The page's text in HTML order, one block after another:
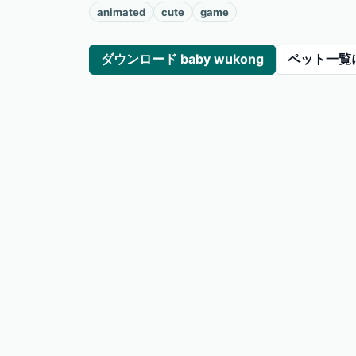
animated cute game
ダウンロード baby wukong ペット一覧